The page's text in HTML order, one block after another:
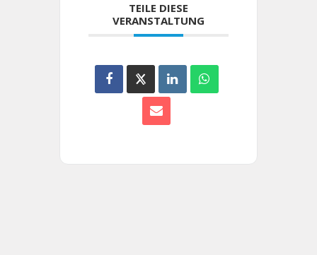
TEILE DIESE
VERANSTALTUNG